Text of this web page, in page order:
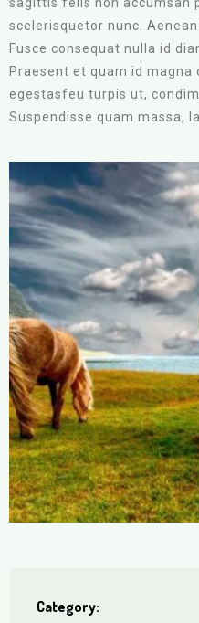
scelerisquetor nunc.
Fusce consequat nulla id
Praesent et quam id magna
egestasfeu turpis ut,
Suspendisse quam massa,
Category: